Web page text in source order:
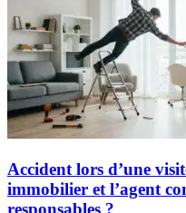
Accident lors d’une
immobilier et l’agent
responsables ?